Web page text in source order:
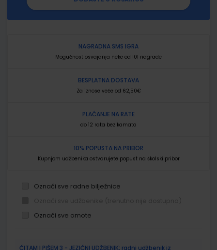
NAGRADNA SMS IGRA
Mogućnost osvajanja neke od 101 nagrade
BESPLATNA DOSTAVA
Za iznose veće od 62,50€
PLAĆANJE NA RATE
do 12 rata bez kamata
10% POPUSTA NA PRIBOR
Kupnjom udžbenika ostvarujete popust na školski pribor
Označi sve radne bilježnice
Označi sve omote
ČITAM I PIŠEM 3 - JEZIČNI UDŽBENIK; radni udžbenik iz